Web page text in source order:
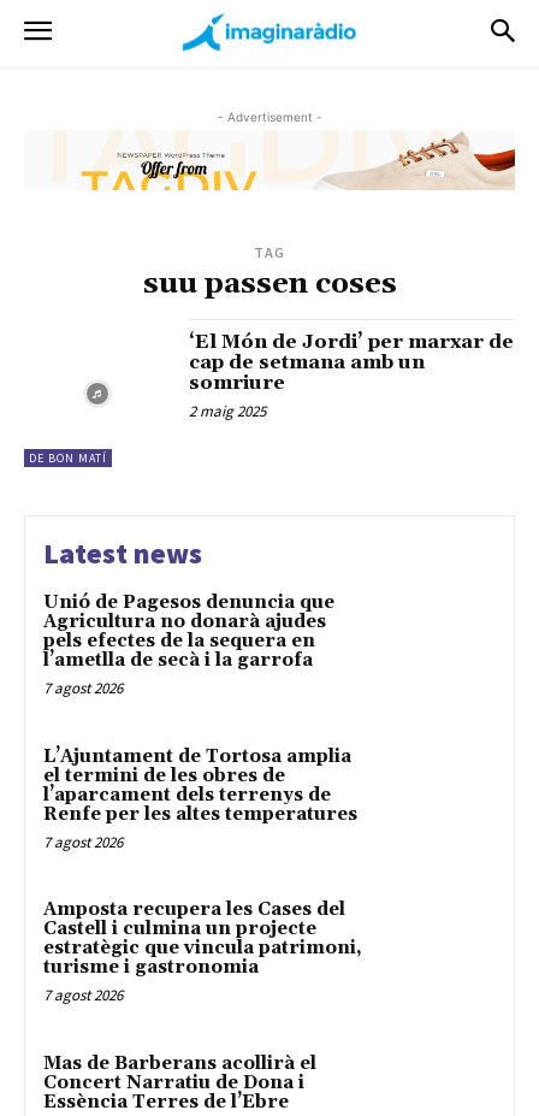
- Advertisement -
TAG
suu passen coses
DE BON MATÍ
‘El Món de Jordi’ per marxar de
cap de setmana amb un
somriure
2 maig 2025
Latest news
Unió de Pagesos denuncia que
Agricultura no donarà ajudes
pels efectes de la sequera en
l’ametlla de secà i la garrofa
7 agost 2026
L’Ajuntament de Tortosa amplia
el termini de les obres de
l’aparcament dels terrenys de
Renfe per les altes temperatures
7 agost 2026
Amposta recupera les Cases del
Castell i culmina un projecte
estratègic que vincula patrimoni,
turisme i gastronomia
7 agost 2026
Mas de Barberans acollirà el
Concert Narratiu de Dona i
Essència Terres de l’Ebre